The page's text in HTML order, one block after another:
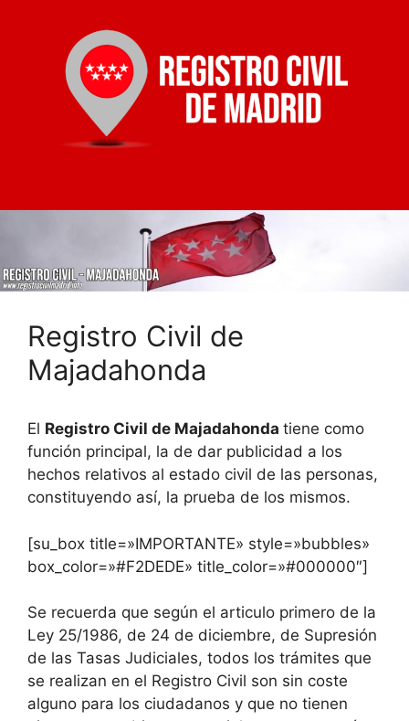
Registro Civil de
Majadahonda
El Registro Civil de Majadahonda tiene como
función principal, la de dar publicidad a los
hechos relativos al estado civil de las personas,
constituyendo así, la prueba de los mismos.
[su_box title=»IMPORTANTE» style=»bubbles»
box_color=»#F2DEDE» title_color=»#000000″]
Se recuerda que según el articulo primero de la
Ley 25/1986, de 24 de diciembre, de Supresión
de las Tasas Judiciales, todos los trámites que
se realizan en el Registro Civil son sin coste
alguno para los ciudadanos y que no tienen